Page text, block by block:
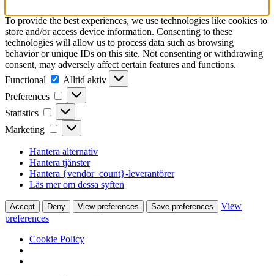
To provide the best experiences, we use technologies like cookies to
store and/or access device information. Consenting to these
technologies will allow us to process data such as browsing
behavior or unique IDs on this site. Not consenting or withdrawing
consent, may adversely affect certain features and functions.
Functional
Functional
Alltid aktiv
Preferences
Preferences
Statistics Statistics
Marketing Marketing
Hantera alternativ
Hantera tjänster
Hantera {vendor_count}-leverantörer
Läs mer om dessa syften
Accept Deny View preferences Save preferences
View
preferences
Cookie Policy